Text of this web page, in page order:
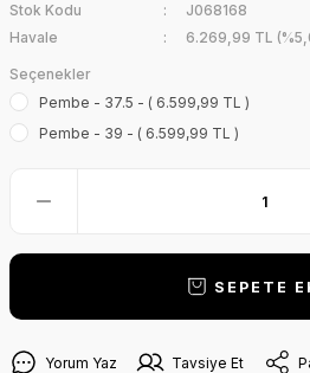
Stok Kodu
J068168
Havale
6.269,99 TL
Seçenekler
Pembe - 37.5 - ( 6.599,99 TL )
Pembe - 39 - ( 6.599,99 TL )
SEPETE
Yorum Yaz Tavsiye Et